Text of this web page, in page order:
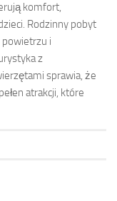
komfort,
Rodzinny pobyt
i
z
sprawia, że
atrakcji, które